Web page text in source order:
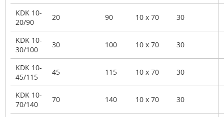
KDK 10-
20/90
20 90 10 x 70 30
KDK 10-
30/100
30 100 10 x 70 30
KDK 10-
45/115
45 115 10 x 70 30
KDK 10-
70/140
70 140 10 x 70 30